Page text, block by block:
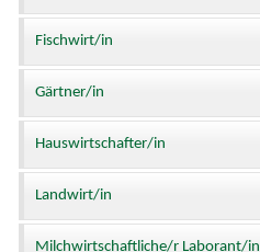
Fischwirt/in
Gärtner/in
Hauswirtschafter/in
Landwirt/in
Milchwirtschaftliche/r Laborant/in